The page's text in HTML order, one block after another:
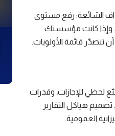
الشائعة: رفع مستوى
وإذا كانت مؤسستك
تتصدّر قائمة الأولويات.
لحظي للإجازات، وقدرات
هياكل التقارير
العمومية.